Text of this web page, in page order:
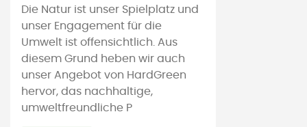
Die Natur ist unser Spielplatz und
unser Engagement für die
Umwelt ist offensichtlich. Aus
diesem Grund heben wir auch
unser Angebot von HardGreen
hervor, das nachhaltige,
umweltfreundliche P